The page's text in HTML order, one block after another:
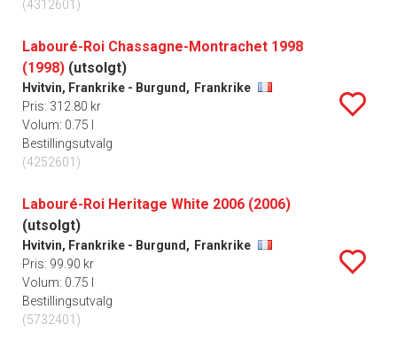
(4312601)
Labouré-Roi Chassagne-Montrachet 1998
(1998) (utsolgt)
Hvitvin, Frankrike - Burgund, Frankrike
Pris: 312.80 kr
Volum: 0.75 l
Bestillingsutvalg
(4252601)
Labouré-Roi Heritage White 2006 (2006)
(utsolgt)
Hvitvin, Frankrike - Burgund, Frankrike
Pris: 99.90 kr
Volum: 0.75 l
Bestillingsutvalg
(5732401)